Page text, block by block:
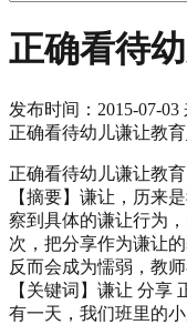
正确看待
发布时间： 2015-07-03
正确看待幼儿谦让教
正确看待幼儿谦让教育
【摘要】谦让，历来
察到具体的谦让行为
次，把分享作为谦让
反而会成为懦弱，教
【关键词】谦让 分享
有一天，我们班里的